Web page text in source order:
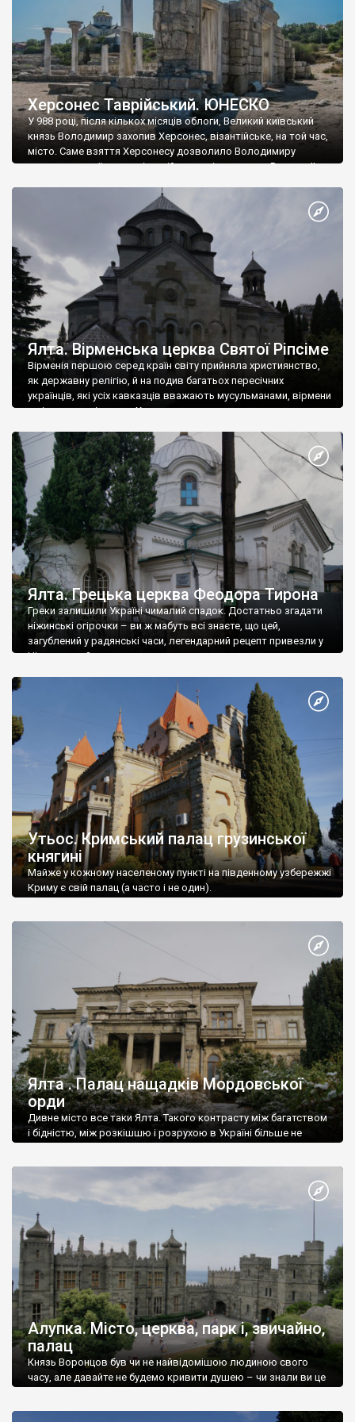
Херсонес Таврійський. ЮНЕСКО
У 988 році, після кількох місяців облоги, Великий київський
князь Володимир захопив Херсонес, візантійське, на той час,
місто. Саме взяття Херсонесу дозволило Володимиру
диктувати свої умови візантійському імператору Василю ІІ, та
Херсонесі Володимир-язичник, став Василем-християнином.
А потім було Хрещення Русі. На честь Херсонесу Таврійського
Ялта. Вірменська церква Святої Ріпсіме
Вірменія першою серед країн світу прийняла християнство,
як державну релігію, й на подив багатьох пересічних
українців, які усіх кавказців вважають мусульманами, вірмени
є відданими вірянами Христа
Ялта. Грецька церква Феодора Тирона
Греки залишили Україні чималий спадок. Достатньо згадати
ніжинські огірочки – ви ж мабуть всі знаєте, що цей,
загублений у радянські часи, легендарний рецепт привезли у
Ніжин греки?
Утьос. Кримський палац грузинської
княгині
Майже у кожному населеному пункті на південному узбережжі
Криму є свій палац (а часто і не один).
Ялта . Палац нащадків Мордовської
орди
Дивне місто все таки Ялта. Такого контрасту між багатством
і бідністю, між розкішшю і розрухою в Україні більше не
Алупка. Місто, церква, парк і, звичайно,
палац
Князь Воронцов був чи не найвідомішою людиною свого
часу, але давайте не будемо кривити душею – чи знали ви це